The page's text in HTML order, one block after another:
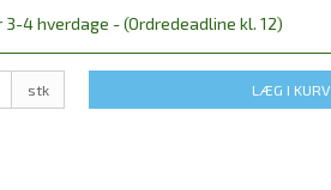
4 hverdage - (Ordredeadline kl. 12)
stk LÆG I KURV